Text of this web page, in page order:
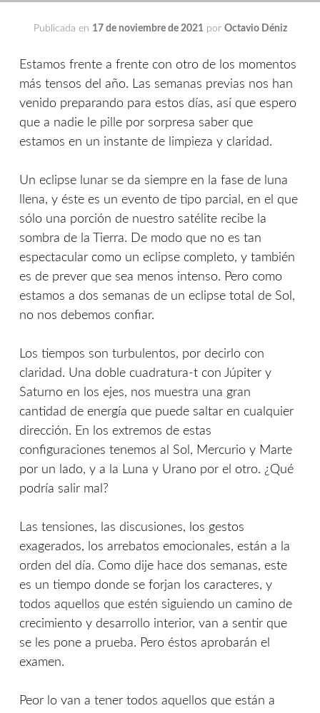
Publicada en 17 de noviembre de 2021por Octavio Déniz
Estamos frente a frente con otro de los momentos
más tensos del año. Las semanas previas nos han
venido preparando para estos días, así que espero
que a nadie le pille por sorpresa saber que
estamos en un instante de limpieza y claridad.
Un eclipse lunar se da siempre en la fase de luna
llena, y éste es un evento de tipo parcial, en el que
sólo una porción de nuestro satélite recibe la
sombra de la Tierra. De modo que no es tan
espectacular como un eclipse completo, y también
es de prever que sea menos intenso. Pero como
estamos a dos semanas de un eclipse total de Sol,
no nos debemos confiar.
Los tiempos son turbulentos, por decirlo con
claridad. Una doble cuadratura-t con Júpiter y
Saturno en los ejes, nos muestra una gran
cantidad de energía que puede saltar en cualquier
dirección. En los extremos de estas
configuraciones tenemos al Sol, Mercurio y Marte
por un lado, y a la Luna y Urano por el otro. ¿Qué
podría salir mal?
Las tensiones, las discusiones, los gestos
exagerados, los arrebatos emocionales, están a la
orden del día. Como dije hace dos semanas, este
es un tiempo donde se forjan los caracteres, y
todos aquellos que estén siguiendo un camino de
crecimiento y desarrollo interior, van a sentir que
se les pone a prueba. Pero éstos aprobarán el
examen.
Peor lo van a tener todos aquellos que están a